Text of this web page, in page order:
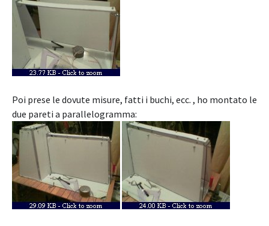
Poi prese le dovute misure, fatti i buchi, ecc. , ho montato le
due pareti a parallelogramma: